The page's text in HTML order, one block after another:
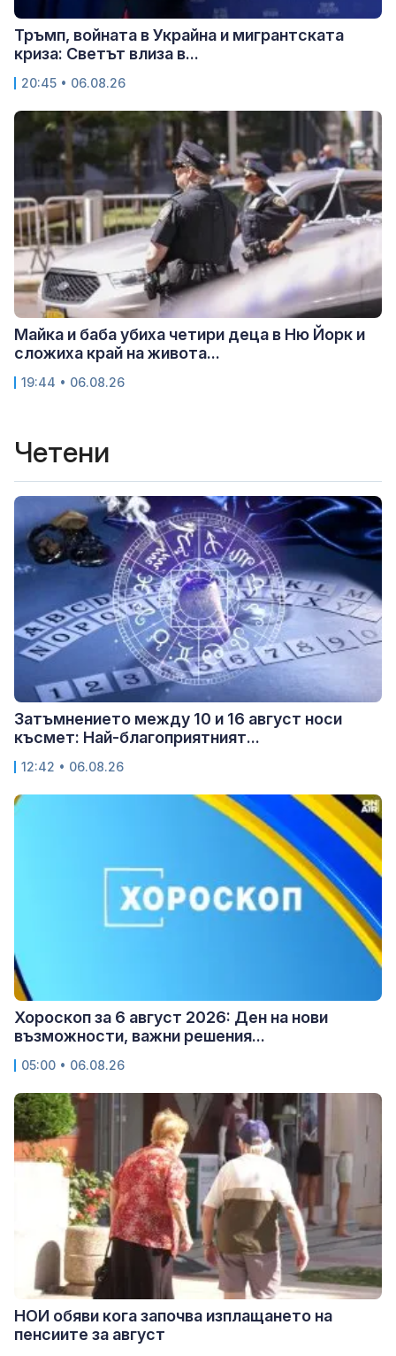
Тръмп, войната в Украйна и мигрантската
криза: Светът влиза в...
20:45 • 06.08.26
Майка и баба убиха четири деца в Ню Йорк и
сложиха край на живота...
19:44 • 06.08.26
Четени
Затъмнението между 10 и 16 август носи
късмет: Най-благоприятният...
12:42 • 06.08.26
Хороскоп за 6 август 2026: Ден на нови
възможности, важни решения...
05:00 • 06.08.26
НОИ обяви кога започва изплащането на
пенсиите за август